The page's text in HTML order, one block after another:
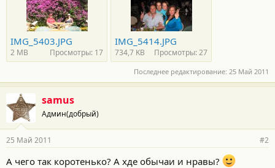
IMG_5403.JPG
2 MB Просмотры: 17
IMG_5414.JPG
734,7 KB Просмотры: 27
Последнее редактирование: 25 Май 2011
samus
Админ(добрый)
25 Май 2011 #2
А чего так коротенько? А хде обычаи и нравы?